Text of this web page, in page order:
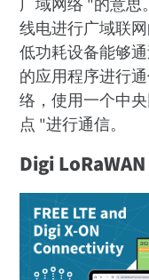
广域网络 "的意思
线电进行广域联
低功耗设备能够
的应用程序进行
络，使用一个中
点 "进行通信。
Digi